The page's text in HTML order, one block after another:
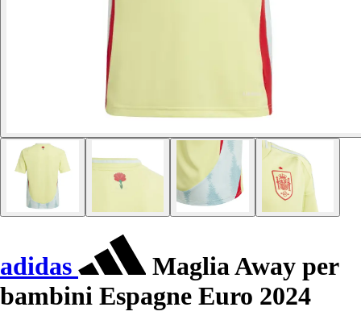
adidas
Maglia Away per
bambini Espagne Euro 2024